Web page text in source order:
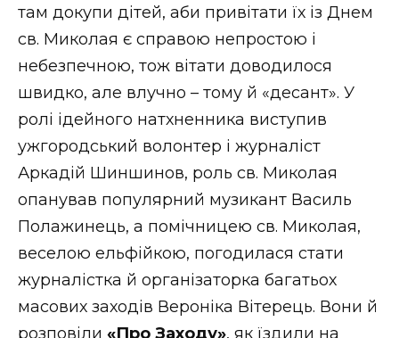
ФОТО
ВІДЕО
там докупи дітей, аби привітати їх із Днем
св. Миколая є справою непростою і
небезпечною, тож вітати доводилося
швидко, але влучно – тому й «десант». У
ролі ідейного натхненника виступив
ужгородський волонтер і журналіст
Аркадій Шиншинов, роль св. Миколая
опанував популярний музикант Василь
Полажинець, а помічницею св. Миколая,
веселою ельфійкою, погодилася стати
журналістка й організаторка багатьох
масових заходів Вероніка Вітерець. Вони й
розповіли «Про Заходу», як їздили на